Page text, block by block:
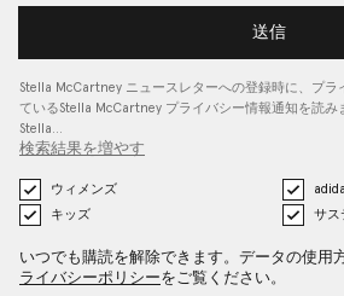
送信
Stella McCartney ニュースレターへの登録時に、 プラ
ているStella McCartney プライバシー情報通知を読み
Stella…
検索結果を増やす
ウィメンズ
キッズ
サス
いつでも購読を解除できます。データの使用
ライバシーポリシーをご覧ください。